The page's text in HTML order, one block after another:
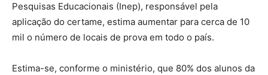
Pesquisas Educacionais (Inep), responsável pela
aplicação do certame, estima aumentar para cerca de 10
mil o número de locais de prova em todo o país.
Estima-se, conforme o ministério, que 80% dos alunos da